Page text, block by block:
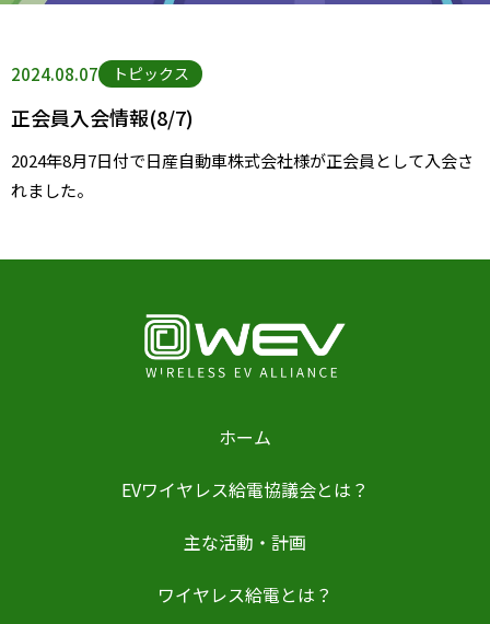
2024.08.07 トピックス
正会員入会情報(8/7)
2024年8月7日付で日産自動車株式会社様が正会員として入会さ
れました。
ホーム
EVワイヤレス給電協議会とは？
主な活動・計画
ワイヤレス給電とは？